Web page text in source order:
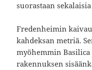
suorastaan
Fredenheimin
kahdeksan metriä.
myöhemmin
rakennuksen